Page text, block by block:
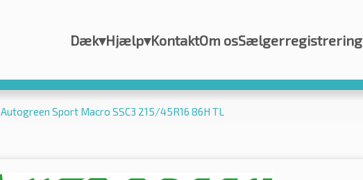
Dæk▾Hjælp▾KontaktOm osSælgerregistrering
Autogreen Sport Macro SSC3 215/45R16 86H TL